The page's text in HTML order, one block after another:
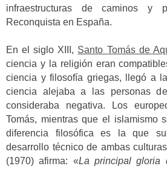
infraestructuras de caminos y
Reconquista en España.
En el siglo XIII, Santo Tomás de
ciencia y la religión eran
ciencia y filosofía griegas, llegó a
ciencia alejaba a las personas
consideraba negativa. Los
Tomás, mientras que el islamismo
diferencia filosófica es la que
desarrollo técnico de ambas
(1970) afirma: «La principal gloria